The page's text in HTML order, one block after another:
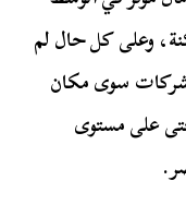
وعلى كل حال لم
سوى مكان
على مستوى